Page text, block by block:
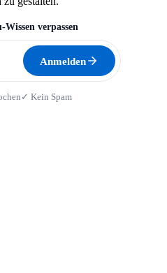
verpassen
Anmelden
✓ Kein Spam